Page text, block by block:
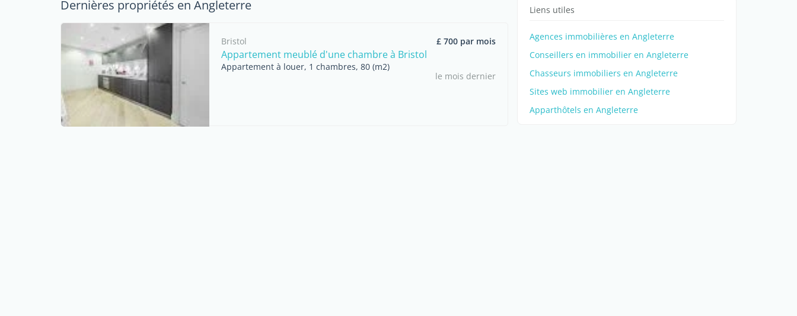
Dernières propriétés en Angleterre
Bristol £ 700 par mois
Appartement meublé d'une chambre à Bristol
Appartement à louer, 1 chambres, 80 (m2)
le mois dernier
Liens utiles
Agences immobilières en Angleterre
Conseillers en immobilier en Angleterre
Chasseurs immobiliers en Angleterre
Sites web immobilier en Angleterre
Apparthôtels en Angleterre